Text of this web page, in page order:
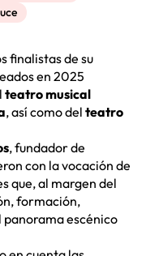
finalistas de su
en 2025
teatro musical
, así como del teatro
, fundador de
con la vocación de
que, al margen del
formación,
panorama escénico